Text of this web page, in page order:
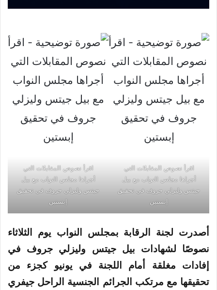
اقرأ نصوص المقابلات التي
أجراها مجلس النواب مع بيل
جيتس وليزلي جروف في تحقيق
إبستين
اقرأ نصوص المقابلات التي
أجراها مجلس النواب مع بيل
جيتس وليزلي جروف في تحقيق
إبستين
أصدرت لجنة الرقابة بمجلس النواب يوم الثلاثاء
نصوصًا لشهادات بيلجيتس وليزلي جروف في
إفادات مغلقة أمام اللجنة في يونيو كجزء من
تحقيقها مع مرتكب الجرائم الجنسية الراحل جيفري